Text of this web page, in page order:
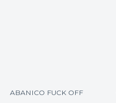
ABANICO FUCK OFF